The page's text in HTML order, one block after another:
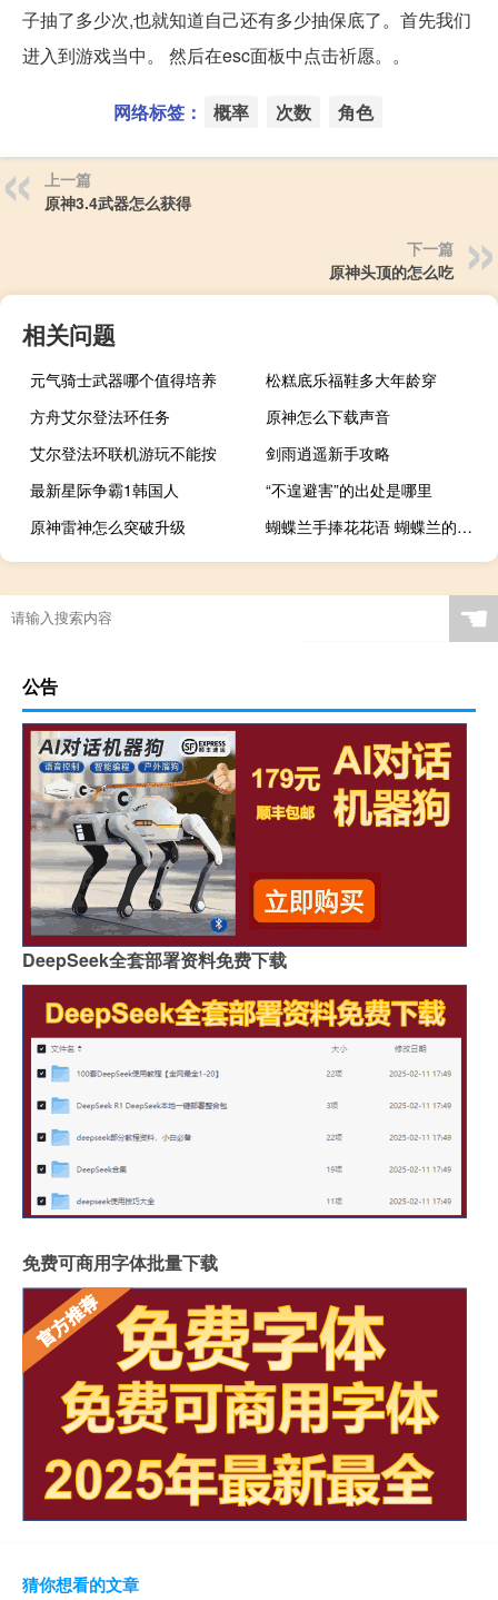
子抽了多少次,也就知道自己还有多少抽保底了。首先我们
进入到游戏当中。 然后在esc面板中点击祈愿。。
网络标签： 概率 次数 角色
上一篇
原神3.4武器怎么获得
下一篇
原神头顶的怎么吃
相关问题
元气骑士武器哪个值得培养
松糕底乐福鞋多大年龄穿
方舟艾尔登法环任务
原神怎么下载声音
艾尔登法环联机游玩不能按
剑雨逍遥新手攻略
最新星际争霸1韩国人
“不遑避害”的出处是哪里
原神雷神怎么突破升级
蝴蝶兰手捧花花语 蝴蝶兰的花语和寓意
☚
公告
DeepSeek全套部署资料免费下载
免费可商用字体批量下载
猜你想看的文章